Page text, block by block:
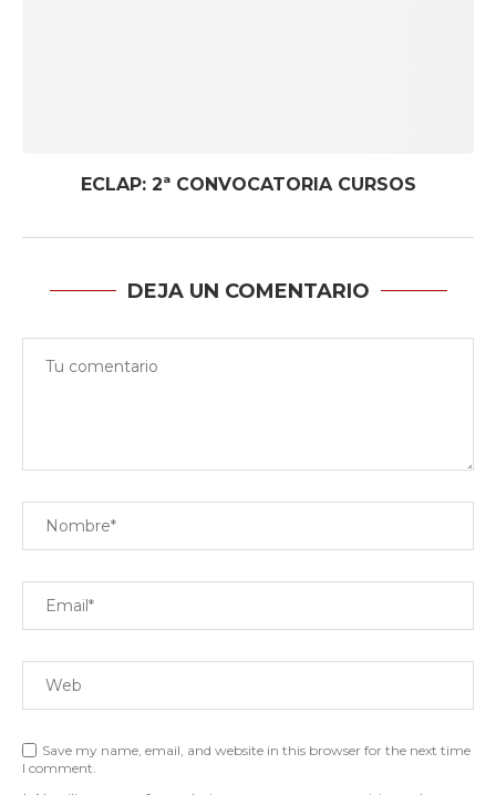
ECLAP: 2ª CONVOCATORIA CURSOS
DEJA UN COMENTARIO
Save my name, email, and website in this browser for the next time
I comment.